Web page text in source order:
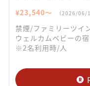
¥23,540〜 （2026/06/
禁煙/ファミリーツイ
ウェルカムベビーの
※2名利用時/人